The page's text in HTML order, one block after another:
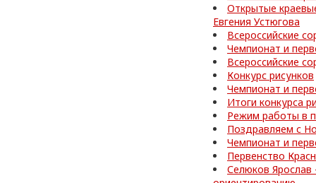
Открытые
Евгения Устюгова
Всероссийские
Чемпионат и
Всероссийские
Конкурс рисунков
Чемпионат и
Итоги конкурса
Режим работы в
Поздравляем с
Чемпионат и
Первенство
Селюков Ярослав